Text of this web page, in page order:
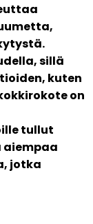
sillä
kuten
on
tullut
aiempaa
jotka